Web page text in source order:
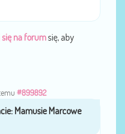
na forumsię, aby
#899892